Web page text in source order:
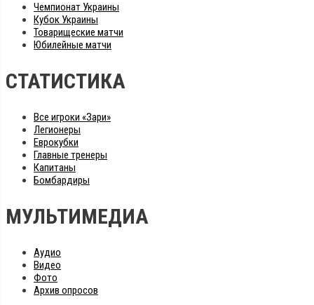
Чемпионат Украины
Кубок Украины
Товарищеские матчи
Юбилейные матчи
СТАТИСТИКА
Все игроки «Зари»
Легионеры
Еврокубки
Главные тренеры
Капитаны
Бомбардиры
МУЛЬТИМЕДИА
Аудио
Видео
Фото
Архив опросов